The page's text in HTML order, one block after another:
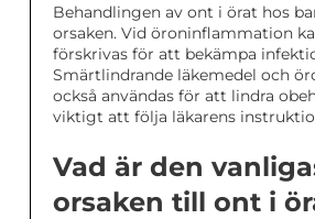
Behandlingen av ont i örat hos
orsaken. Vid öroninflammation
förskrivas för att bekämpa
Smärtlindrande läkemedel och
också användas för att lindra
viktigt att följa läkarens
Vad är den
orsaken till ont i